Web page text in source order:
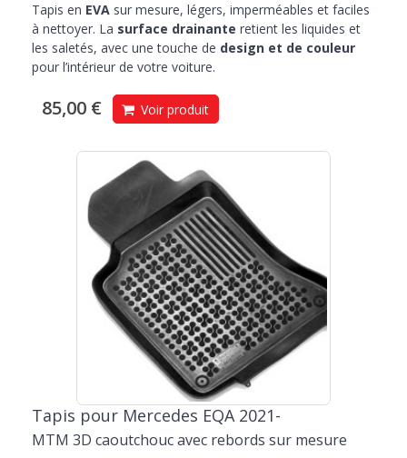
Tapis en EVA sur mesure, légers, imperméables et faciles
à nettoyer. La surface drainante retient les liquides et
les saletés, avec une touche de design et de couleur
pour l’intérieur de votre voiture.
85,00 € Voir produit
Tapis pour Mercedes EQA 2021-
MTM 3D caoutchouc avec rebords sur mesure